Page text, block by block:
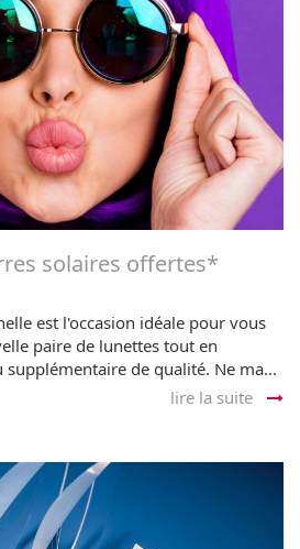
solaires offertes*
est l'occasion idéale pour vous
paire de lunettes tout en
supplémentaire de qualité. Ne ma...
lire la suite